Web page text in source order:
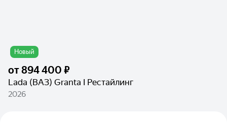
Новый
от894 400 ₽
Lada (ВАЗ) Granta I Рестайлинг
2026